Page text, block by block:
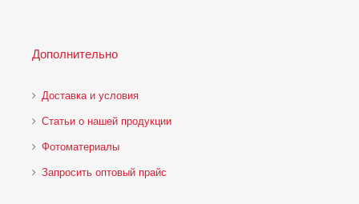
Дополнительно
Доставка и условия
Статьи о нашей продукции
Фотоматериалы
Запросить оптовый прайс